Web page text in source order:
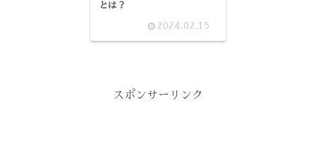
とは？
2024.02.15
スポンサーリンク